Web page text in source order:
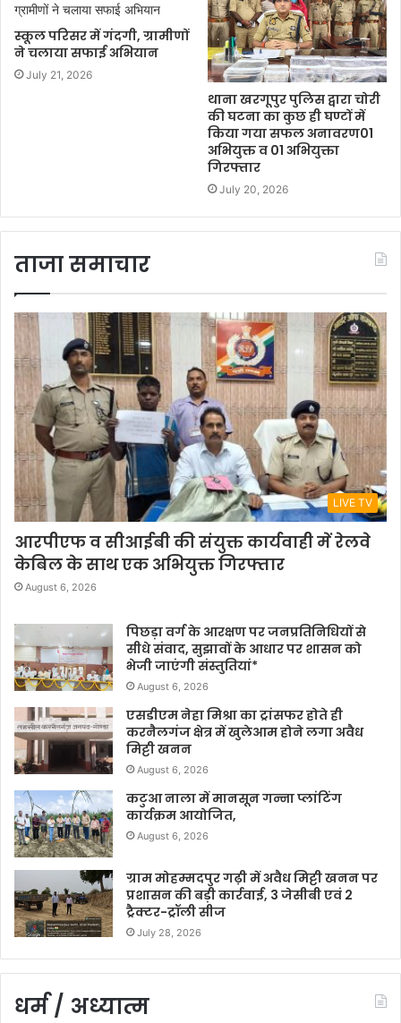
स्कूल परिसर में गंदगी, ग्रामीणों
ने चलाया सफाई अभियान
July 21, 2026
थाना खरगूपुर पुलिस द्वारा चोरी
की घटना का कुछ ही घण्टों में
किया गया सफल अनावरण01
अभियुक्त व 01 अभियुक्ता
गिरफ्तार
July 20, 2026
ताजा समाचार
LIVE TV
आरपीएफ व सीआईबी की संयुक्त कार्यवाही में रेलवे
केबिल के साथ एक अभियुक्त गिरफ्तार
August 6, 2026
पिछड़ा वर्ग के आरक्षण पर जनप्रतिनिधियों से
सीधे संवाद, सुझावों के आधार पर शासन को
भेजी जाएंगी संस्तुतियां*
August 6, 2026
एसडीएम नेहा मिश्रा का ट्रांसफर होते ही
करनैलगंज क्षेत्र में खुलेआम होने लगा अवैध
मिट्टी खनन
August 6, 2026
कटुआ नाला में मानसून गन्ना प्लांटिंग
कार्यक्रम आयोजित,
August 6, 2026
ग्राम मोहम्मदपुर गढ़ी में अवैध मिट्टी खनन पर
प्रशासन की बड़ी कार्रवाई, 3 जेसीबी एवं 2
ट्रैक्टर-ट्रॉली सीज
July 28, 2026
धर्म / अध्यात्म